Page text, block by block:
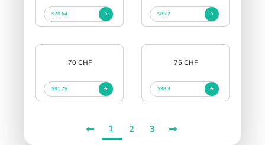
$78.64 $85.2
70 CHF
$91.75
75 CHF
$98.3
1 2 3